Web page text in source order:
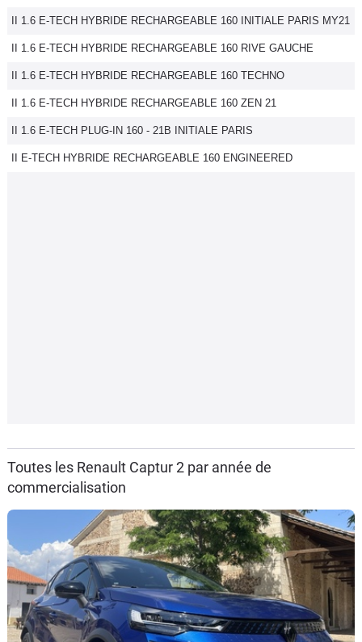
II 1.6 E-TECH HYBRIDE RECHARGEABLE 160 INITIALE PARIS MY21
II 1.6 E-TECH HYBRIDE RECHARGEABLE 160 RIVE GAUCHE
II 1.6 E-TECH HYBRIDE RECHARGEABLE 160 TECHNO
II 1.6 E-TECH HYBRIDE RECHARGEABLE 160 ZEN 21
II 1.6 E-TECH PLUG-IN 160 - 21B INITIALE PARIS
II E-TECH HYBRIDE RECHARGEABLE 160 ENGINEERED
Toutes les Renault Captur 2 par année de
commercialisation